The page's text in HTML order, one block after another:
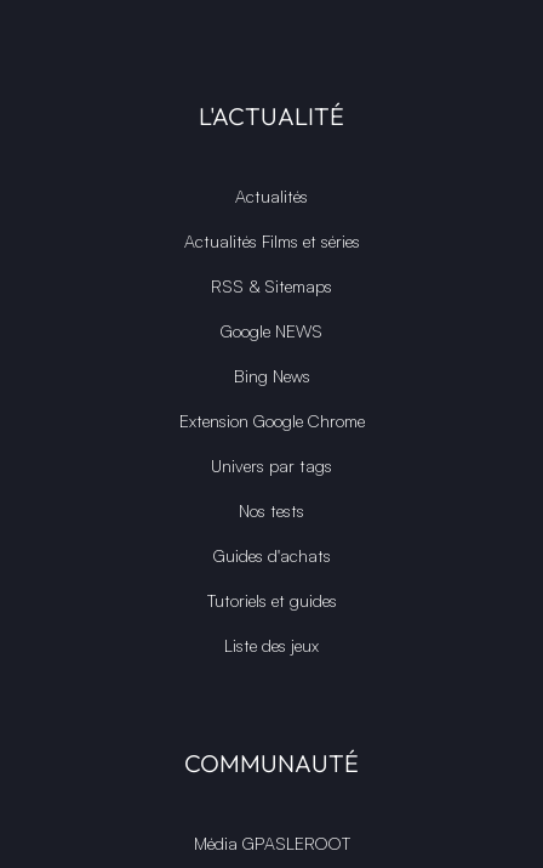
L'ACTUALITÉ
Actualités
Actualités Films et séries
RSS & Sitemaps
Google NEWS
Bing News
Extension Google Chrome
Univers par tags
Nos tests
Guides d'achats
Tutoriels et guides
Liste des jeux
COMMUNAUTÉ
Média GPASLEROOT